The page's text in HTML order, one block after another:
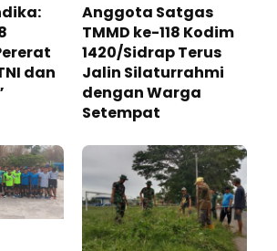
dan
Anggota Satgas
TMMD ke-118 Kodim
1420/Sidrap Terus
Jalin Silaturrahmi
dengan Warga
Setempat